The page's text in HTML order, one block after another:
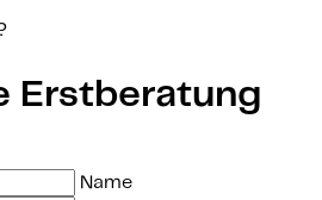
Erstberatung
Name